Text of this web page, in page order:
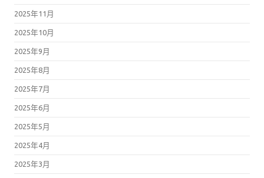
2025年11月
2025年10月
2025年9月
2025年8月
2025年7月
2025年6月
2025年5月
2025年4月
2025年3月